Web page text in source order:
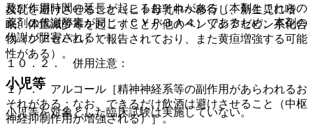
授乳を避けさせること（ヒト母乳中へ移行し、新生児に嗜
眠、体重減少等を起こすことが他のベンゾジアゼピン系化合
物（ジアゼパム）で報告されており、また黄疸増強する可能
性がある）。
小児等
小児等を対象とした臨床試験は実施していない。
及び作用時間の延長が起こるおそれがある（本剤とこれらの
薬剤の代謝酵素が同じ（ＣＹＰ３Ａ４）であるため、本剤の
代謝が阻害される）］。
１０．２． 併用注意：
１）． アルコール［精神神経系等の副作用があらわれるお
それがある；なお、できるだけ飲酒は避けさせること（中枢
神経抑制作用が増強される）］。